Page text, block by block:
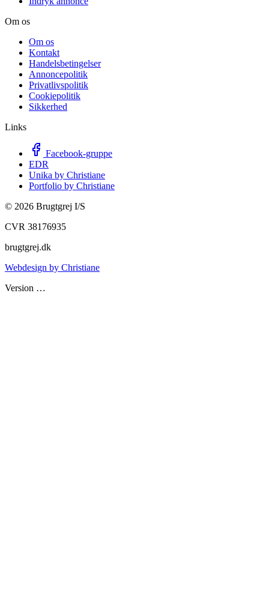
Om os
Om os
Kontakt
Handelsbetingelser
Annoncepolitik
Privatlivspolitik
Cookiepolitik
Sikkerhed
Links
Facebook-gruppe
EDR
Unika by Christiane
Portfolio by Christiane
© 2026 Brugtgrej I/S
CVR 38176935
brugtgrej.dk
Webdesign by Christiane
Version …